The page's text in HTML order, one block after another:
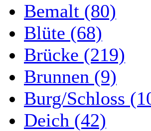
Bemalt (80)
Blüte (68)
Brücke (219)
Brunnen (9)
Burg/Schloss
Deich (42)